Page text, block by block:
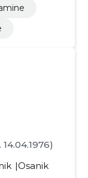
14.04.1976)
Osanik